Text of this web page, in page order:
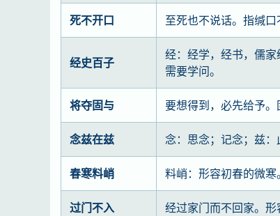
死不开口 至死也不说话。指缄口
经史百子
经：经学，经书，儒
需要学问。
将夺固与 要想得到，必先给予。
念兹在兹 念：思念；记念；兹：
春寒料峭 料峭：形容初春的微寒
过门不入 经过家门而不回家。形